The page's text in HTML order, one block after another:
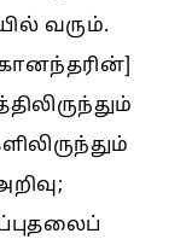
வரும்.